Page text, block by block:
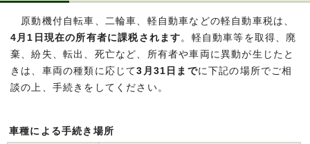
原動機付自転車、二輪車、軽自動車などの軽自動車税は、
4月1日現在の所有者に課税されます 。軽自動車等を取得、廃
棄、紛失、転出、死亡など、所有者や車両に異動が生じたと
きは、車両の種類に応じて3月31日までに下記の場所でご相
談の上、手続きをしてください。
車種による手続き場所